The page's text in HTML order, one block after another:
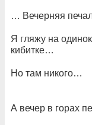
… Вечерняя
Я гляжу на
кибитке…
Но там никого…
А вечер в горах